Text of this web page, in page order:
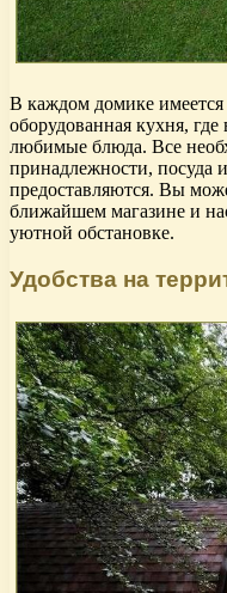
В каждом домике имеется
оборудованная кухня,
любимые блюда. Все
принадлежности, посуда
предоставляются. Вы
ближайшем магазине и
уютной обстановке.
Удобства на